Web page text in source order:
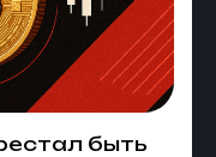
быть